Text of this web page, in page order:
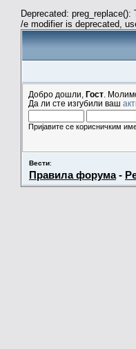
Deprecated:
/e modifier is deprecated,
Добро дошли, Гост .
Да ли сте изгубили ваш
Пријавите се корисничким
Вести:
Правила форума-